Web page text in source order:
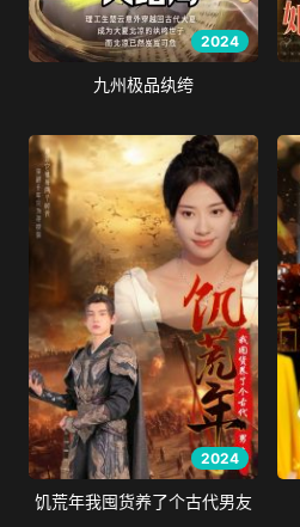
2024
九州极品纨绔
2024
饥荒年我囤货养了个古代男友